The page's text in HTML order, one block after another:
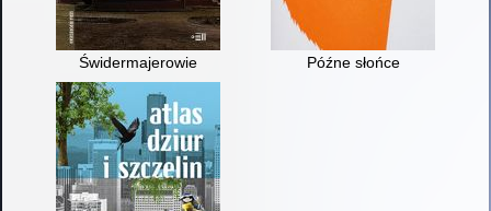
Świdermajerowie Późne słońce